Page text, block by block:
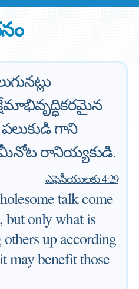
గాని
రానియ్యకుడి.
—ఎఫెసీయులకు 4:29
talk come
but only what is
up according
may benefit those